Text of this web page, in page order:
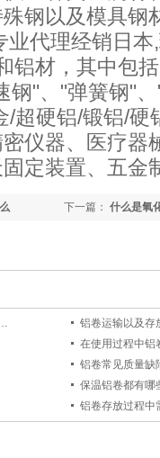
钢以及模具钢
代理经销日
铝材，其中包
钢"、"弹簧钢"
/超硬铝/锻铝/
仪器、医疗器
定装置、五金
下一篇： 什么是氧
铝卷运输以及存
在使用过程中铝
铝卷常见质量缺
保温铝卷都有哪
铝卷存放过程中